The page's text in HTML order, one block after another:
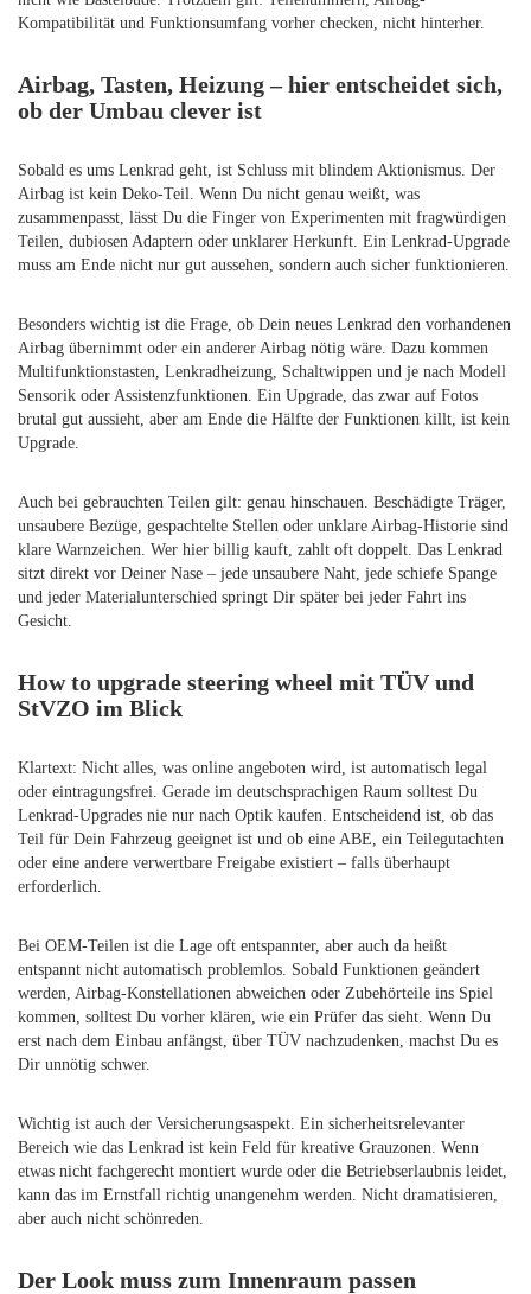
Kompatibilität und Funktionsumfang vorher checken, nicht hinterher.
Airbag, Tasten, Heizung – hier entscheidet sich,
ob der Umbau clever ist
Sobald es ums Lenkrad geht, ist Schluss mit blindem Aktionismus. Der
Airbag ist kein Deko-Teil. Wenn Du nicht genau weißt, was
zusammenpasst, lässt Du die Finger von Experimenten mit fragwürdigen
Teilen, dubiosen Adaptern oder unklarer Herkunft. Ein Lenkrad-Upgrade
muss am Ende nicht nur gut aussehen, sondern auch sicher funktionieren.
Besonders wichtig ist die Frage, ob Dein neues Lenkrad den vorhandenen
Airbag übernimmt oder ein anderer Airbag nötig wäre. Dazu kommen
Multifunktionstasten, Lenkradheizung, Schaltwippen und je nach Modell
Sensorik oder Assistenzfunktionen. Ein Upgrade, das zwar auf Fotos
brutal gut aussieht, aber am Ende die Hälfte der Funktionen killt, ist kein
Upgrade.
Auch bei gebrauchten Teilen gilt: genau hinschauen. Beschädigte Träger,
unsaubere Bezüge, gespachtelte Stellen oder unklare Airbag-Historie sind
klare Warnzeichen. Wer hier billig kauft, zahlt oft doppelt. Das Lenkrad
sitzt direkt vor Deiner Nase – jede unsaubere Naht, jede schiefe Spange
und jeder Materialunterschied springt Dir später bei jeder Fahrt ins
Gesicht.
How to upgrade steering wheel mit TÜV und
StVZO im Blick
Klartext: Nicht alles, was online angeboten wird, ist automatisch legal
oder eintragungsfrei. Gerade im deutschsprachigen Raum solltest Du
Lenkrad-Upgrades nie nur nach Optik kaufen. Entscheidend ist, ob das
Teil für Dein Fahrzeug geeignet ist und ob eine ABE, ein Teilegutachten
oder eine andere verwertbare Freigabe existiert – falls überhaupt
erforderlich.
Bei OEM-Teilen ist die Lage oft entspannter, aber auch da heißt
entspannt nicht automatisch problemlos. Sobald Funktionen geändert
werden, Airbag-Konstellationen abweichen oder Zubehörteile ins Spiel
kommen, solltest Du vorher klären, wie ein Prüfer das sieht. Wenn Du
erst nach dem Einbau anfängst, über TÜV nachzudenken, machst Du es
Dir unnötig schwer.
Wichtig ist auch der Versicherungsaspekt. Ein sicherheitsrelevanter
Bereich wie das Lenkrad ist kein Feld für kreative Grauzonen. Wenn
etwas nicht fachgerecht montiert wurde oder die Betriebserlaubnis leidet,
kann das im Ernstfall richtig unangenehm werden. Nicht dramatisieren,
aber auch nicht schönreden.
Der Look muss zum Innenraum passen